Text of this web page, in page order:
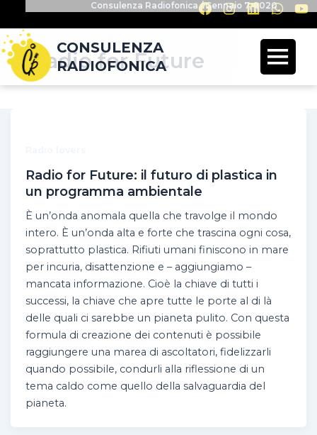
CONSULENZA
RADIOFONICA
Radio for Future
Radio for Future: il futuro di plastica in
un programma ambientale
Consulenza Radiofonica/Gennaio 7, 2020
È un’onda anomala quella che travolge il mondo
intero. È un’onda alta e forte che trascina ogni cosa,
soprattutto plastica. Rifiuti umani finiscono in mare
per incuria, disattenzione e – aggiungiamo –
mancata informazione. Cioè la chiave di tutti i
successi, la chiave che apre tutte le porte al di là
delle quali ci sarebbe un pianeta pulito. Con questa
formula di creazione dei contenuti è possibile
raggiungere una marea di ascoltatori, fidelizzarli
quando possibile, condurli alla riflessione di un
tema caldo come quello della salvaguardia del
pianeta.